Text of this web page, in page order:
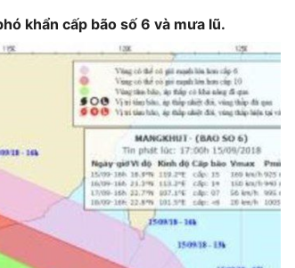
khẩn cấp bão số 6 và mưa lũ.